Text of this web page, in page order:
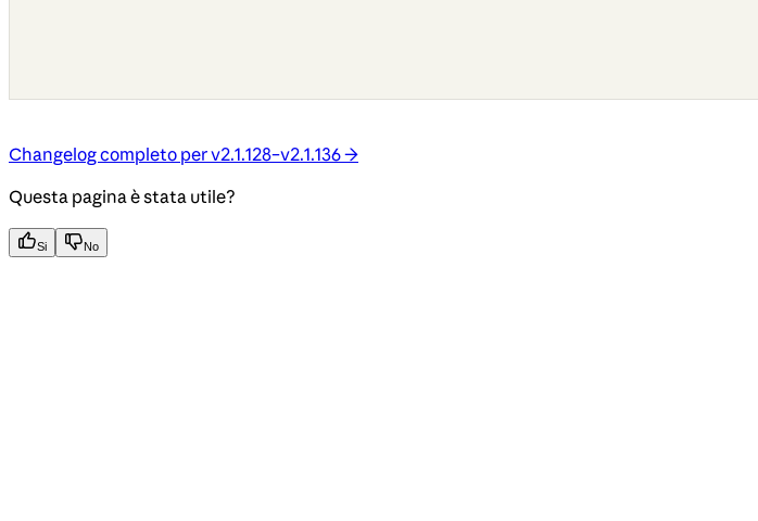
Changelog completo per v2.1.128–v2.1.136 →
Questa pagina è stata utile?
Si No